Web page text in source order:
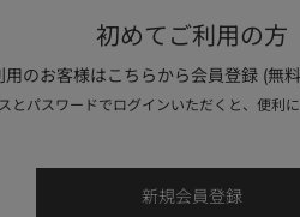
初めてご利用の方
のお客様はこちらから会員登録 (無
とパスワードでログインいただくと、便利